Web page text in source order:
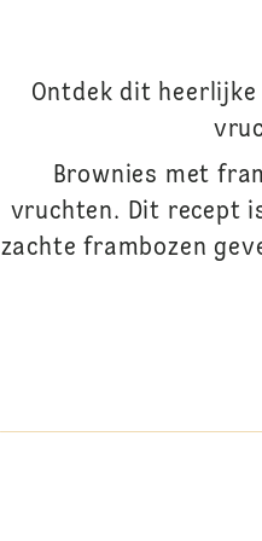
Ontdek dit
Brownies met
vruchten. Dit recept
zachte frambozen